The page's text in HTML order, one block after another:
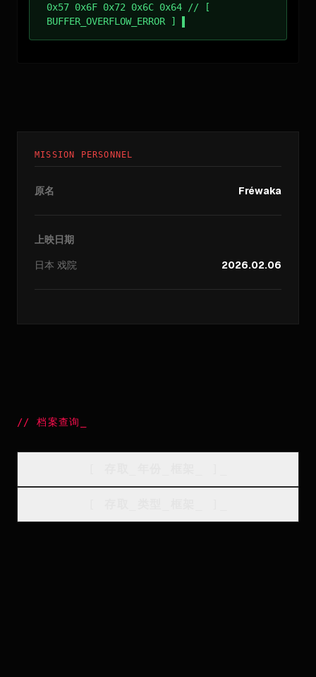
0x57 0x6F 0x72 0x6C 0x64 // [
BUFFER_OVERFLOW_ERROR ]
MISSION PERSONNEL
原名 Fréwaka
上映日期
日本 戏院 2026.02.06
//档案查询